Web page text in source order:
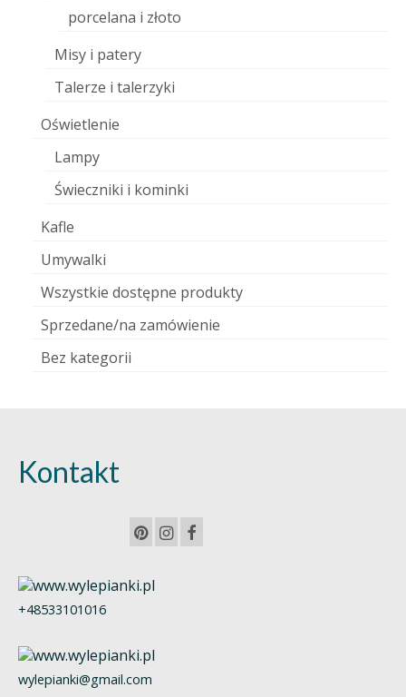
porcelana i złoto
Misy i patery
Talerze i talerzyki
Oświetlenie
Lampy
Świeczniki i kominki
Kafle
Umywalki
Wszystkie dostępne produkty
Sprzedane/na zamówienie
Bez kategorii
Kontakt
+48533101016
wylepianki@gmail.com